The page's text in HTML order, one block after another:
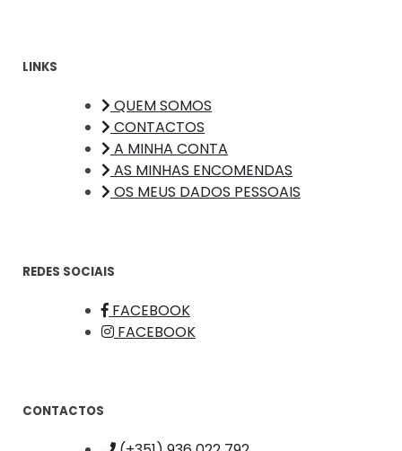
LINKS
QUEM SOMOS
CONTACTOS
A MINHA CONTA
AS MINHAS ENCOMENDAS
OS MEUS DADOS PESSOAIS
REDES SOCIAIS
FACEBOOK
FACEBOOK
CONTACTOS